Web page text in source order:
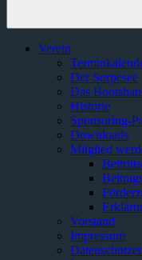
Verein
Der Sorpesee
Das
Historie
Sponsoring-
Downloads
Mitglied
Vorstand
Impressum